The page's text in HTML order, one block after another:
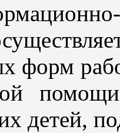
форм
детей,